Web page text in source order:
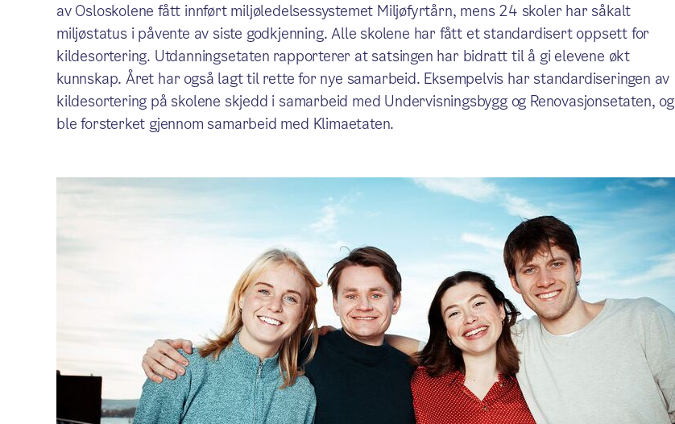
av Osloskolene fått innført miljøledelsessystemet Miljøfyrtårn, mens 24 skoler har såkalt
miljøstatus i påvente av siste godkjenning. Alle skolene har fått et standardisert oppsett for
kildesortering. Utdanningsetaten rapporterer at satsingen har bidratt til å gi elevene økt
kunnskap. Året har også lagt til rette for nye samarbeid. Eksempelvis har standardiseringen av
kildesortering på skolene skjedd i samarbeid med Undervisningsbygg og Renovasjonsetaten, og
ble forsterket gjennom samarbeid med Klimaetaten.